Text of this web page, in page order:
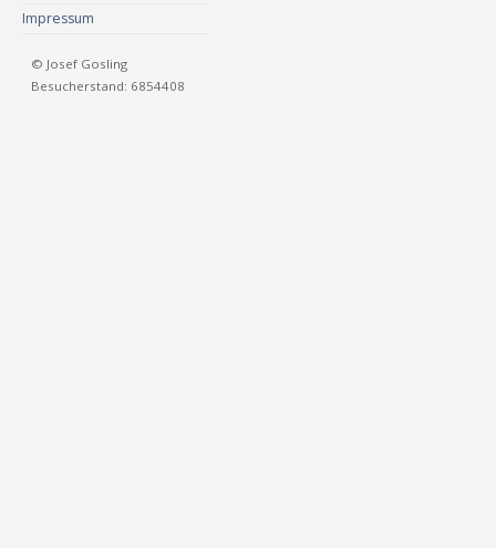
Impressum
© Josef Gosling
Besucherstand: 6854408